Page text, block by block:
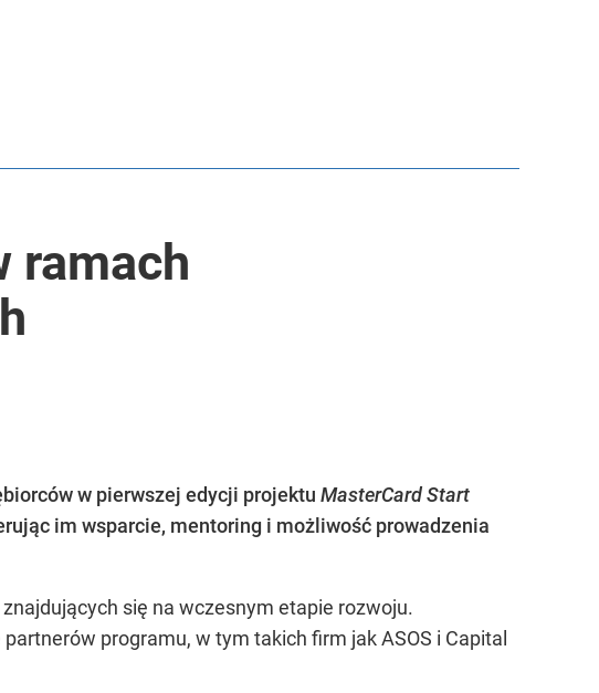
ramach
w pierwszej edycji projektu MasterCard Start
im wsparcie, mentoring i możliwość prowadzenia
się na wczesnym etapie rozwoju.
programu, w tym takich firm jak ASOS i Capital